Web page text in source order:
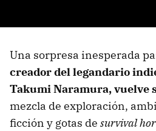
Una sorpresa inesperada
creador del legandario
Takumi Naramura, vuelve
mezcla de exploración,
ficción y gotas de survival